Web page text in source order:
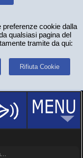
preferenze cookie dalla
qualsiasi pagina del
tramite da qui:
Rifiuta Cookie